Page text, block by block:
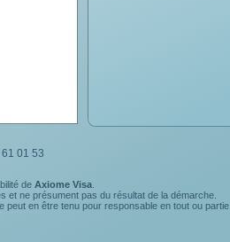
de Axiome Visa
ne présument pas du résultat de la démarche.
peut en être tenu pour responsable en tout ou partie.
01 53